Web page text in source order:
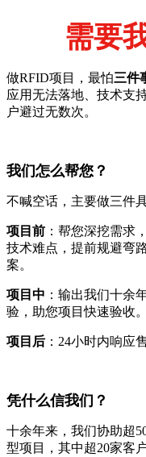
需要
做RFID项目，最怕三件
应用无法落地、技术支
户避过无数次。
我们怎么帮您？
不喊空话，主要做三件
项目前 ：帮您深挖需求
技术难点，提前规避弯
案。
项目中 ：输出我们十余
验，助您项目快速验收
项目后 ：24小时内响应
凭什么信我们？
十余年来，我们协助超
型项目，其中超20家客